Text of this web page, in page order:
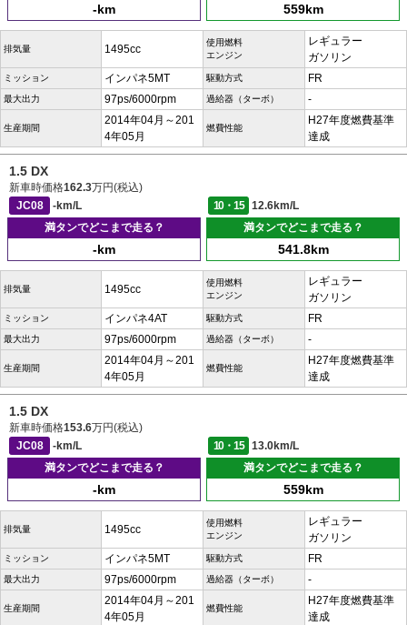
-km 559km
排気量 1495cc
使用燃料
エンジン
レギュラー
ガソリン
ミッション インパネ5MT 駆動方式 FR
最大出力 97ps/6000rpm 過給器（ターボ） -
生産期間
2014年04月～201
4年05月
燃費性能
H27年度燃費基準
達成
1.5 DX
新車時価格162.3万円(税込)
JC08
-km/L 10・15
12.6km/L
満タンでどこまで走る？
-km
満タンでどこまで走る？
541.8km
排気量 1495cc
使用燃料
エンジン
レギュラー
ガソリン
ミッション インパネ4AT 駆動方式 FR
最大出力 97ps/6000rpm 過給器（ターボ） -
生産期間
2014年04月～201
4年05月
燃費性能
H27年度燃費基準
達成
1.5 DX
新車時価格153.6万円(税込)
JC08
-km/L 10・15
13.0km/L
満タンでどこまで走る？
-km
満タンでどこまで走る？
559km
排気量 1495cc
使用燃料
エンジン
レギュラー
ガソリン
ミッション インパネ5MT 駆動方式 FR
最大出力 97ps/6000rpm 過給器（ターボ） -
生産期間
2014年04月～201
4年05月
燃費性能
H27年度燃費基準
達成